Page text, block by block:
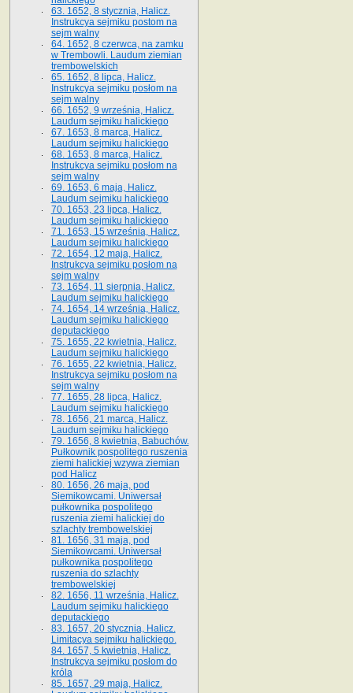
63. 1652, 8 stycznia, Halicz.
Instrukcya sejmiku postom na
sejm walny
64. 1652, 8 czerwca, na zamku
w Trembowli. Laudum ziemian
trembowelskich
65. 1652, 8 lipca, Halicz.
Instrukcya sejmiku posłom na
sejm walny
66. 1652, 9 września, Halicz.
Laudum sejmiku halickiego
67. 1653, 8 marca, Halicz.
Laudum sejmiku halickiego
68. 1653, 8 marca, Halicz.
Instrukcya sejmiku posłom na
sejm walny
69. 1653, 6 maja, Halicz.
Laudum sejmiku halickiego
70. 1653, 23 lipca, Halicz.
Laudum sejmiku halickiego
71. 1653, 15 września, Halicz.
Laudum sejmiku halickiego
72. 1654, 12 maja, Halicz.
Instrukcya sejmiku posłom na
sejm walny
73. 1654, 11 sierpnia, Halicz.
Laudum sejmiku halickiego
74. 1654, 14 września, Halicz.
Laudum sejmiku halickiego
deputackiego
75. 1655, 22 kwietnia, Halicz.
Laudum sejmiku halickiego
76. 1655, 22 kwietnia, Halicz.
Instrukcya sejmiku posłom na
sejm walny
77. 1655, 28 lipca, Halicz.
Laudum sejmiku halickiego
78. 1656, 21 marca, Halicz.
Laudum sejmiku halickiego
79. 1656, 8 kwietnia, Babuchów.
Pułkownik pospolitego ruszenia
ziemi halickiej wzywa ziemian
pod Halicz
80. 1656, 26 maja, pod
Siemikowcami. Uniwersał
pułkownika pospolitego
ruszenia ziemi halickiej do
szlachty trembowelskiej
81. 1656, 31 maja, pod
Siemikowcami. Uniwersał
pułkownika pospolitego
ruszenia do szlachty
trembowelskiej
82. 1656, 11 września, Halicz.
Laudum sejmiku halickiego
deputackiego
83. 1657, 20 stycznia, Halicz.
Limitacya sejmiku halickiego.
84. 1657, 5 kwietnia, Halicz.
Instrukcya sejmiku posłom do
króla
85. 1657, 29 maja, Halicz.